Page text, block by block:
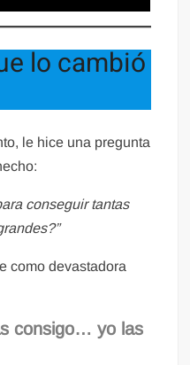
lo cambió
le hice una pregunta
conseguir tantas
como devastadora
consigo… yo las